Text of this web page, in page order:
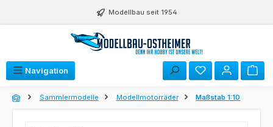
Zum Hauptinhalt springen Modellbau seit 1954
Navigation Du hast 0
Sammlermodelle Modellmotorräder Maßstab 1:10